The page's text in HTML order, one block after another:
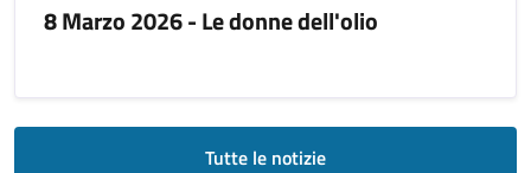
8 Marzo 2026 - Le donne dell'olio
Tutte le notizie